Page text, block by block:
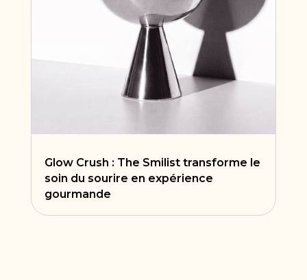
Glow Crush : The Smilist transforme le
soin du sourire en expérience
gourmande